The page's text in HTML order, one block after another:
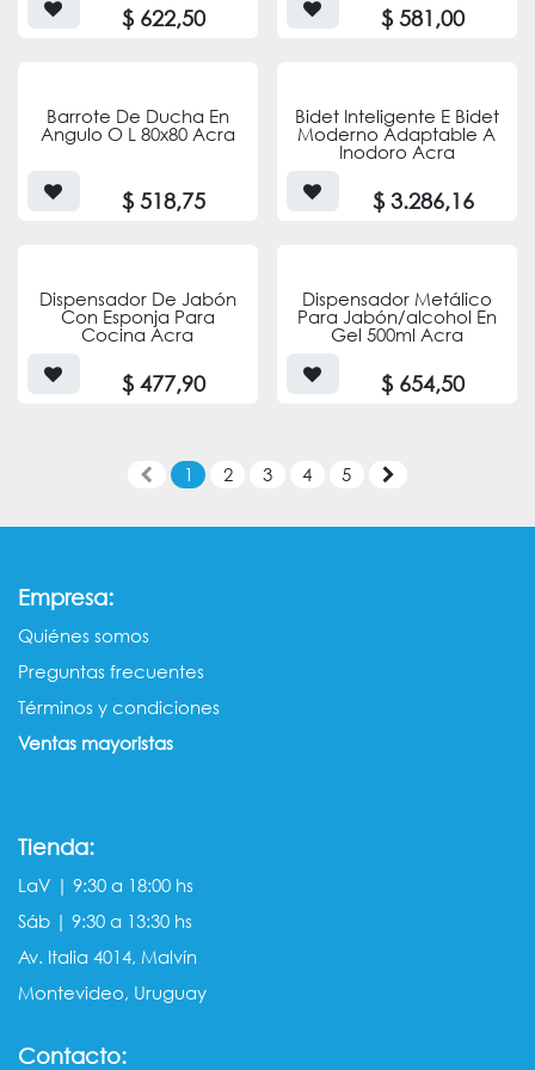
$ 622,50 $581,00
Barrote De Ducha En
Angulo O L 80x80 Acra
$518,75
Bidet Inteligente E Bidet
Moderno Adaptable A
Inodoro Acra
$3.286,16
Dispensador De Jabón
Con Esponja Para
Cocina Acra
$477,90
Dispensador Metálico
Para Jabón/alcohol En
Gel 500ml Acra
$ 654,50
1 2 3 4 5
Empresa:
Quiénes somos​​
Preguntas frecuentes
Términos y condiciones
Ventas mayorista​s
Tienda:
LaV | 9:30 a 18:00 hs
Sáb | 9:30 a 13:30 hs
Av. Italia 4014, Malvín
Montevideo, Uruguay
Contacto: